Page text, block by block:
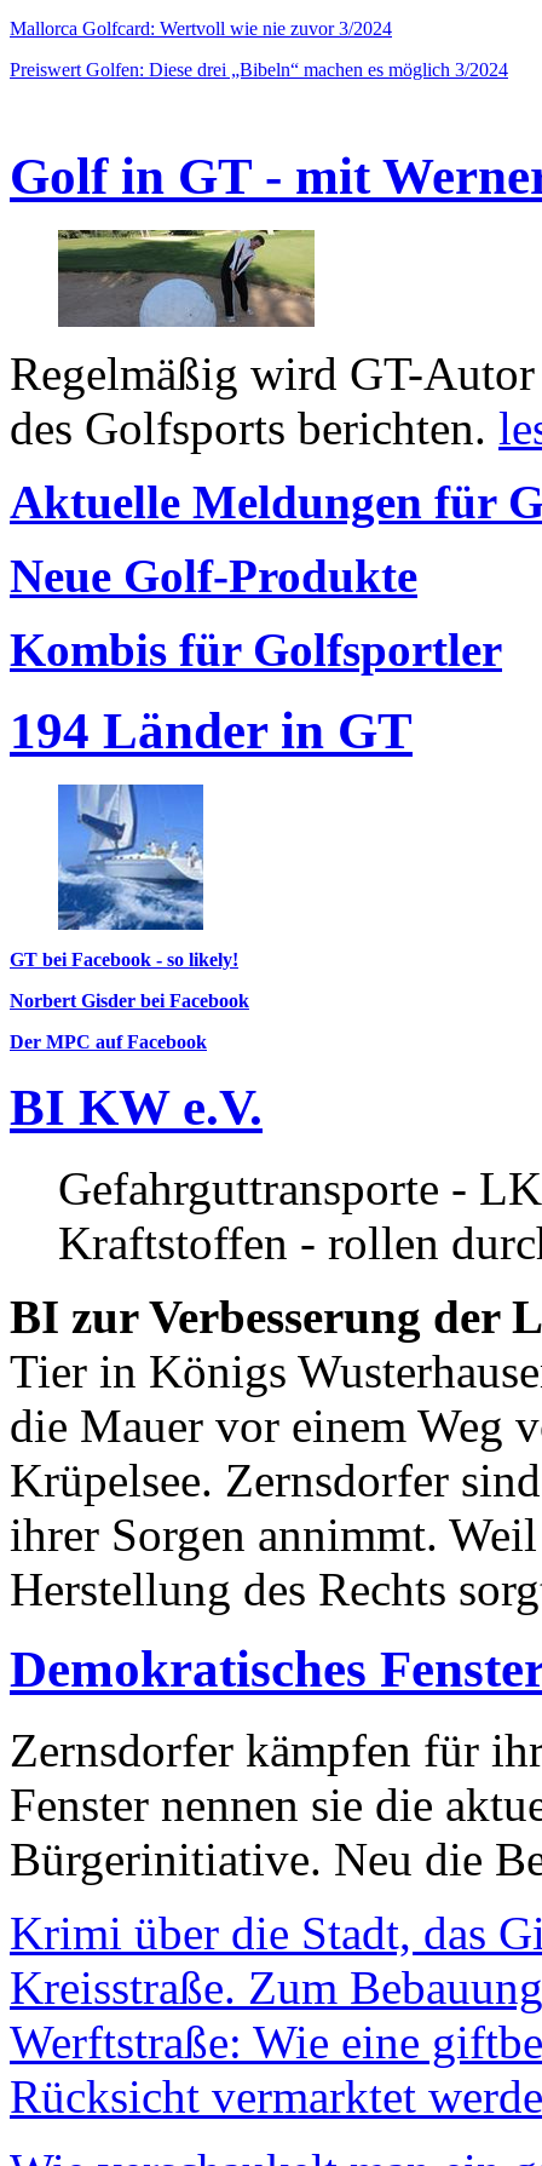
Mallorca Golfcard: Wertvoll wie nie zuvor 3/2024
Preiswert Golfen: Diese drei „Bibeln“ machen es möglich 3/2024
Golf in GT - mit
Regelmäßig wird GT-
des Golfsports berichten.
Aktuelle Meldungen für
Neue Golf-Produkte
Kombis für Golfsportler
194 Länder in GT
GT bei Facebook - so likely!
Norbert Gisder bei Facebook
Der MPC auf Facebook
BI KW e.V.
Gefahrguttransporte -
Kraftstoffen - rollen
BI zur Verbesserung der
Tier in Königs
die Mauer vor einem Weg
Krüpelsee. Zernsdorfer
ihrer Sorgen annimmt.
Herstellung des Rechts
Demokratisches
Zernsdorfer kämpfen für
Fenster nennen sie die
Bürgerinitiative. Neu die
Krimi über die Stadt, das
Kreisstraße. Zum
Werftstraße: Wie eine
Rücksicht vermarktet